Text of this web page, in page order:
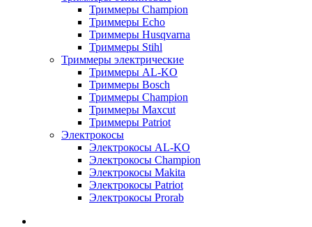
Триммеры Champion
Триммеры Echo
Триммеры Husqvarna
Триммеры Stihl
Триммеры электрические
Триммеры AL-KO
Триммеры Bosch
Триммеры Champion
Триммеры Maxcut
Триммеры Patriot
Электрокосы
Электрокосы AL-KO
Электрокосы Champion
Электрокосы Makita
Электрокосы Patriot
Электрокосы Prorab